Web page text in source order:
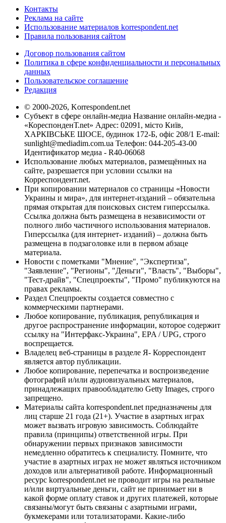
Контакты
Реклама на сайте
Использование материалов korrespondent.net
Правила пользования сайтом
Договор пользования сайтом
Политика в сфере конфиденциальности и персональных
данных
Пользовательское соглашение
Редакция
© 2000-2026, Korrespondent.net
Субъект в сфере онлайн-медиа Название онлайн-медиа -
«КореспонденТ.net» Адрес: 02091, місто Київ,
ХАРКІВСЬКЕ ШОСЕ, будинок 172-Б, офіс 208/1 E-mail:
sunlight@mediadim.com.ua Телефон: 044-205-43-00
Идентификатор медиа - R40-06068
Использование любых материалов, размещённых на
сайте, разрешается при условии ссылки на
Корреспондент.net.
При копировании материалов со страницы «Новости
Украины и мира», для интернет-изданий – обязательна
прямая открытая для поисковых систем гиперссылка.
Ссылка должна быть размещена в независимости от
полного либо частичного использования материалов.
Гиперссылка (для интернет- изданий) – должна быть
размещена в подзаголовке или в первом абзаце
материала.
Новости с пометками "Мнение", "Экспертиза",
"Заявление", "Регионы", "Деньги", "Власть", "Выборы",
"Тест-драйв", "Спецпроекты", "Промо" публикуются на
правах рекламы.
Раздел Спецпроекты создается совместно с
коммерческими партнерами.
Любое копирование, публикация, републикация и
другое распространение информации, которое содержит
ссылку на "Интерфакс-Украина", EPA / UPG, строго
воспрещается.
Владелец веб-страницы в разделе Я- Корреспондент
является автор публикации.
Любое копирование, перепечатка и воспроизведение
фотографий и/или аудиовизуальных материалов,
принадлежащих правообладателю Getty Images, строго
запрещено.
Материалы сайта korrespondent.net предназначены для
лиц старше 21 года (21+). Участие в азартных играх
может вызвать игровую зависимость. Соблюдайте
правила (принципы) ответственной игры. При
обнаружении первых признаков зависимости
немедленно обратитесь к специалисту. Помните, что
участие в азартных играх не может являться источником
доходов или альтернативой работе. Информационный
ресурс korrespondent.net не проводит игры на реальные
и/или виртуальные деньги, сайт не принимает ни в
какой форме оплату ставок и других платежей, которые
связаны/могут быть связаны с азартными играми,
букмекерами или тотализаторами. Какие-либо